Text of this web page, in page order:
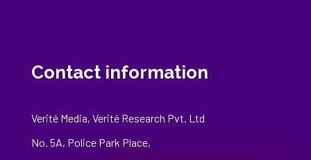
Contact information
Verité Media, Verité Research Pvt. Ltd
No. 5A, Police Park Place,